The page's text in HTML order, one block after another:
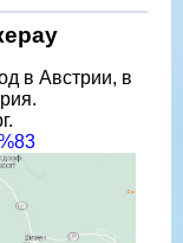
в Австрии, в